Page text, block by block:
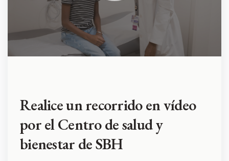
Realice un recorrido en vídeo
por el Centro de salud y
bienestar de SBH